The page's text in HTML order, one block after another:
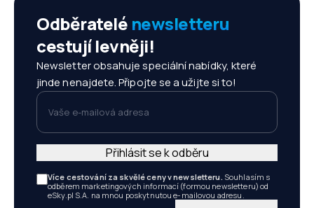
Odběratelé newsletteru
cestují levněji!
Newsletter obsahuje speciální nabídky, které
jinde nenajdete. Připojte se a užijte si to!
Vaše e-mailová adresa
Více cestování za skvělé ceny v newsletteru. Souhlasím s
odběrem marketingových informací (formou newsletteru) od
eSky.pl S.A. na mnou poskytnutou e-mailovou adresu.
Přihlásit se k odběru